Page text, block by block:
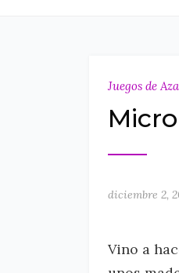
Juegos de
diciembre 2,
Vino a